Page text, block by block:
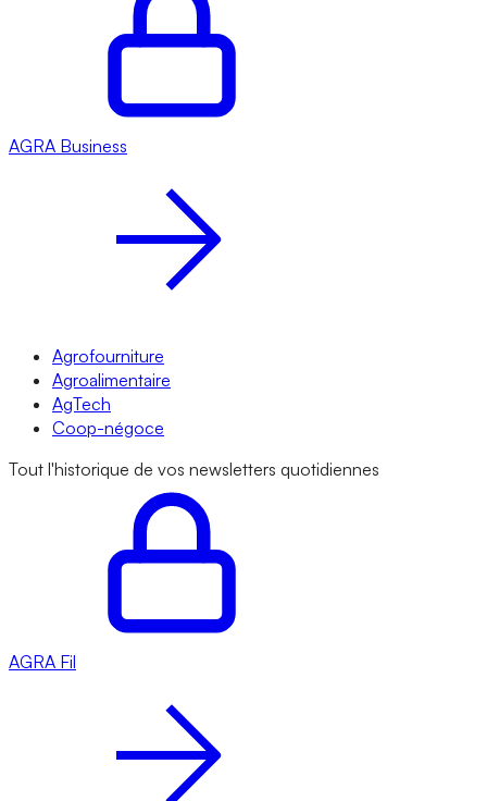
AGRA Business
Agrofourniture
Agroalimentaire
AgTech
Coop-négoce
Tout l'historique de vos newsletters quotidiennes
AGRA Fil